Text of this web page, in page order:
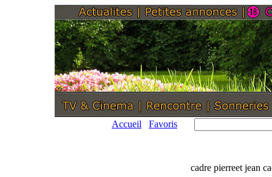
Accueil Favoris
cadre pierreet jean